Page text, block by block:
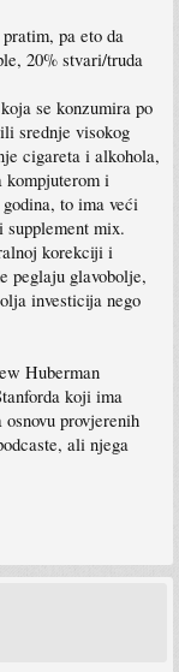
pa eto da
20% stvari/truda
se konzumira po
srednje visokog
cigareta i alkohola,
kompjuterom i
to ima veći
mix.
korekciji i
peglaju glavobolje,
investicija nego
Huberman
koji ima
provjerenih
ali njega